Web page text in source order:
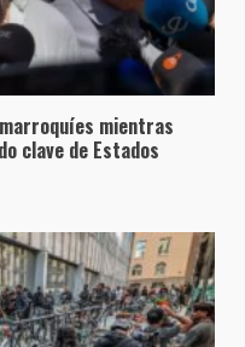
mientras
clave de Estados